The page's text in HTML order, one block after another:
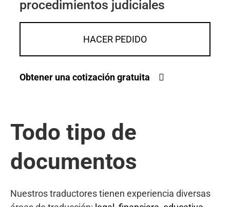
procedimientos judiciales
HACER PEDIDO
Obtener una cotización gratuita
Todo tipo de
documentos
Nuestros traductores tienen experiencia diversas